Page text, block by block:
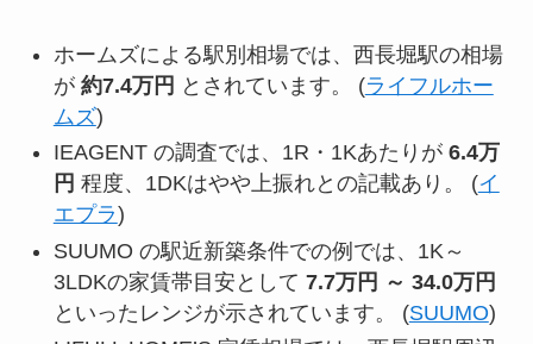
ホームズによる駅別相場では、西長堀駅の相場
が 約7.4万円 とされています。 (ライフルホー
ムズ)
IEAGENT の調査では、1R・1Kあたりが 6.4万
円 程度、1DKはやや上振れとの記載あり。 (イ
エプラ)
SUUMO の駅近新築条件での例では、1K～
3LDKの家賃帯目安として 7.7万円 ～ 34.0万円
といったレンジが示されています。 (SUUMO)